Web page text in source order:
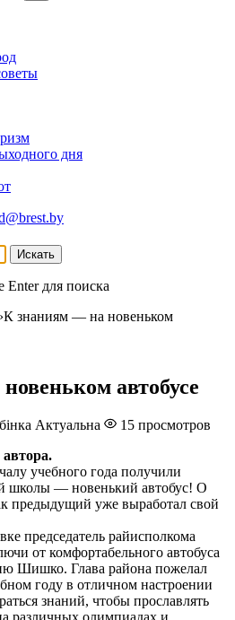
дня
Искать
Enter для поиска
›К знаниям — на новеньком
автобусе
Актуальна
15 просмотров
учебного года получили
школы — новенький автобус! О
предыдущий уже выработал свой
председатель райисполкома
от комфортабельного автобуса
Шишко. Глава района пожелал
году в отличном настроении
знаний, чтобы прославлять
различных олимпиадах и